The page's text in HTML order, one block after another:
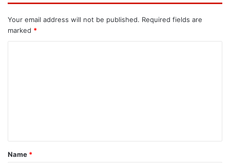
Your email address will not be published. Required fields are
marked *
Name *